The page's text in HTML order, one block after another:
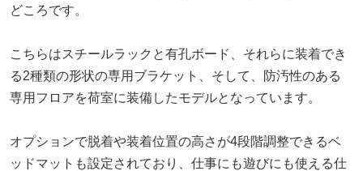
どころです。
こちらはスチールラックと有孔ボード、それらに装着でき
る2種類の形状の専用ブラケット、そして、防汚性のある
専用フロアを荷室に装備したモデルとなっています。
オプションで脱着や装着位置の高さが4段階調整できるベ
ッドマットも設定されており、仕事にも遊びにも使える仕